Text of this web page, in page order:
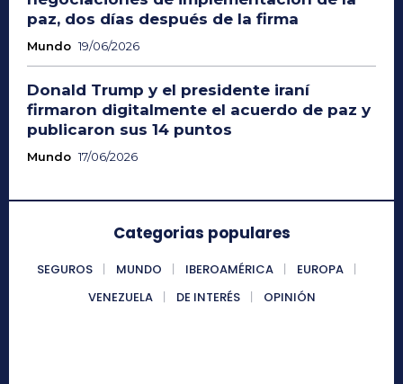
paz, dos días después de la firma
Mundo 19/06/2026
Donald Trump y el presidente iraní
firmaron digitalmente el acuerdo de paz y
publicaron sus 14 puntos
Mundo 17/06/2026
Categorias populares
SEGUROS MUNDO IBEROAMÉRICA
EUROPA
VENEZUELA
DE INTERÉS OPINIÓN